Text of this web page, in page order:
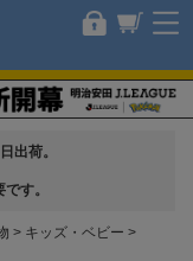
出荷。
す。
キッズ・ベビー